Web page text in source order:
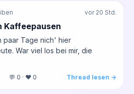
vor 20 Std.
Kaffeepausen
paar Tage nich' hier
War viel los bei mir, die
💬 0 · ❤️ 0 Thread lesen →